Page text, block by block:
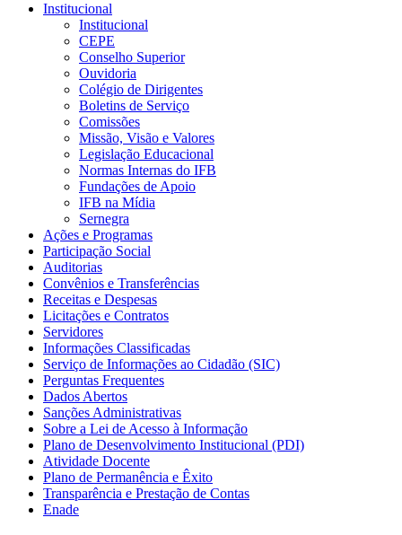
Institucional
Institucional
CEPE
Conselho Superior
Ouvidoria
Colégio de Dirigentes
Boletins de Serviço
Comissões
Missão, Visão e Valores
Legislação Educacional
Normas Internas do IFB
Fundações de Apoio
IFB na Mídia
Sernegra
Ações e Programas
Participação Social
Auditorias
Convênios e Transferências
Receitas e Despesas
Licitações e Contratos
Servidores
Informações Classificadas
Serviço de Informações ao Cidadão (SIC)
Perguntas Frequentes
Dados Abertos
Sanções Administrativas
Sobre a Lei de Acesso à Informação
Plano de Desenvolvimento Institucional (PDI)
Atividade Docente
Plano de Permanência e Êxito
Transparência e Prestação de Contas
Enade